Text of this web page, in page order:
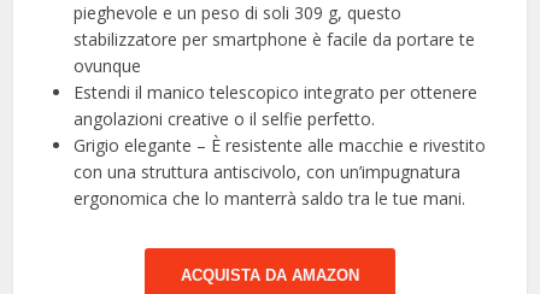
pieghevole e un peso di soli 309 g, questo
stabilizzatore per smartphone è facile da portare te
ovunque
Estendi il manico telescopico integrato per ottenere
angolazioni creative o il selfie perfetto.
Grigio elegante – È resistente alle macchie e rivestito
con una struttura antiscivolo, con un’impugnatura
ergonomica che lo manterrà saldo tra le tue mani.
ACQUISTA DA AMAZON